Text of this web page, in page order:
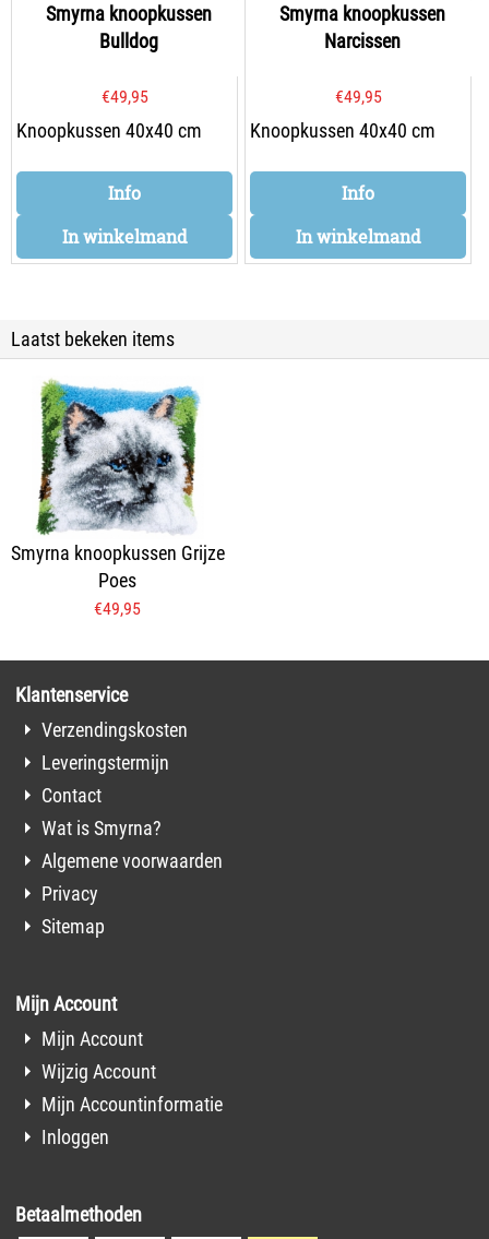
Smyrna knoopkussen
Bulldog
€49,95
Knoopkussen 40x40 cm
Info
In winkelmand
Smyrna knoopkussen
Narcissen
€49,95
Knoopkussen 40x40 cm
Info
In winkelmand
Laatst bekeken items
Smyrna knoopkussen Grijze
Poes
€49,95
Klantenservice
Verzendingskosten
Leveringstermijn
Contact
Wat is Smyrna?
Algemene voorwaarden
Privacy
Sitemap
Mijn Account
Mijn Account
Wijzig Account
Mijn Accountinformatie
Inloggen
Betaalmethoden